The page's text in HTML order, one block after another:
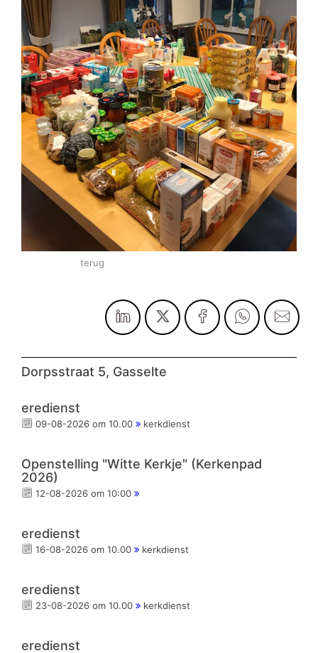
terug
Dorpsstraat 5, Gasselte
eredienst
09-08-2026 om 10.00 kerkdienst
Openstelling "Witte Kerkje" (Kerkenpad
2026)
12-08-2026 om 10:00
eredienst
16-08-2026 om 10.00 kerkdienst
eredienst
23-08-2026 om 10.00 kerkdienst
eredienst